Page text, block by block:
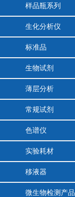
样品瓶系列
生化分析仪
标准品
生物试剂
薄层分析
常规试剂
色谱仪
实验耗材
移液器
微生物检测产品